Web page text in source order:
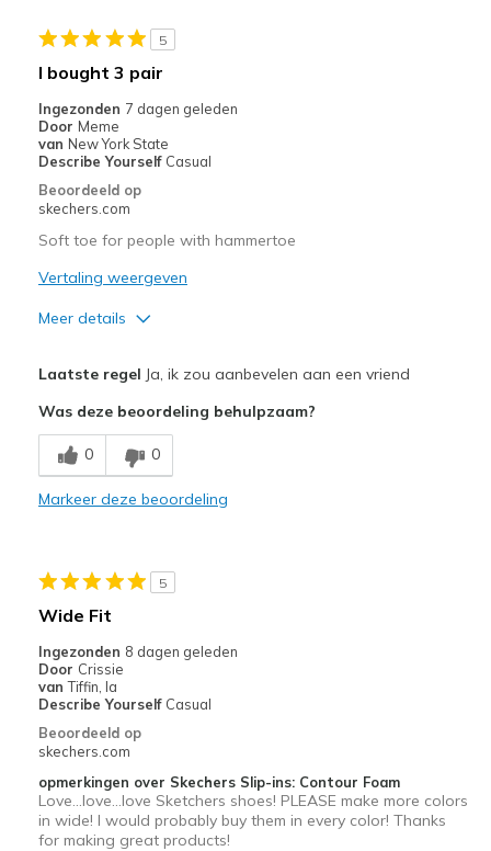
Minpunten
Beste toepassingen
Sizing
Feels true to size
View On Shoes
Shoes are for Wearing
5
I bought 3 pair
Ingezonden 7 dagen geleden
Door Meme
van New York State
Describe Yourself Casual
Beoordeeld op
skechers.com
Soft toe for people with hammertoe
Vertaling weergeven
Meer details
Breathe Well
Comfortable
Minpunten
Beste toepassingen
Sizing
Feels true to size
View On Shoes
Shoes are for Wearing
Laatste regel Ja, ik zou aanbevelen aan een vriend
Was deze beoordeling behulpzaam?
0 0
Markeer deze beoordeling
5
Wide Fit
Ingezonden 8 dagen geleden
Door Crissie
van Tiffin, Ia
Describe Yourself Casual
Beoordeeld op
skechers.com
opmerkingen over Skechers Slip-ins: Contour Foam
Love...love...love Sketchers shoes! PLEASE make more colors
in wide! I would probably buy them in every color! Thanks
for making great products!